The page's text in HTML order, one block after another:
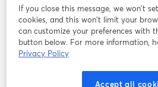
ミナ
ー
Instagram
新しいタブで開く
If you close this message, we won’t
cookies, and this won’t limit your
can customize your preferences with
button below. For more information,
Privacy Policy
Accept all